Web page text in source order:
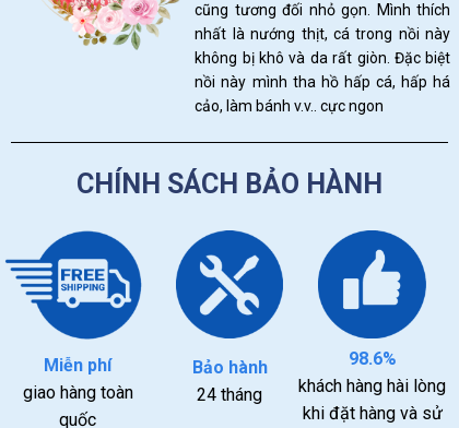
cũng tương đối nhỏ gọn. Mình thích
nhất là nướng thịt, cá trong nồi này
không bị khô và da rất giòn. Đặc biệt
nồi này mình tha hồ hấp cá, hấp há
cảo, làm bánh v.v.. cực ngon
CHÍNH SÁCH BẢO HÀNH
Miễn phí
giao hàng toàn
quốc
Bảo hành
24 tháng
98.6%
khách hàng hài lòng
khi đặt hàng và sử